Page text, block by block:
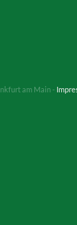
am Main -